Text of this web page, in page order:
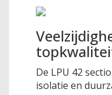
De LPU 42
isolatie en